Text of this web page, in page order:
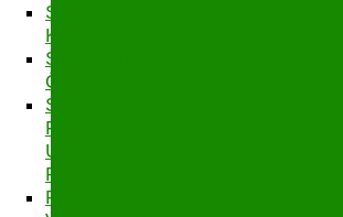
STABSSTELLE
KASSENAUFSICHT
STABSSTELLE
ÖFFENTLICHKEITSARBEIT
STABSSTELLE
FÖRDER-
UND
PROJEKTMANAGEMENT
PERSONAL